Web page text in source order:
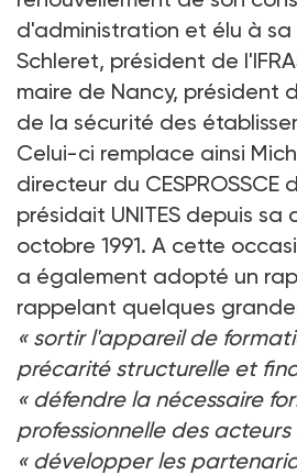
d'administration et élu à
Schleret, président de
maire de Nancy, président
de la sécurité des
Celui-ci remplace ainsi
directeur du CESPROSSCE
présidait UNITES depuis sa
octobre 1991. A cette
a également adopté un
rappelant quelques
« sortir l'appareil de
précarité structurelle et
« défendre la nécessaire
professionnelle des acteurs
« développer les